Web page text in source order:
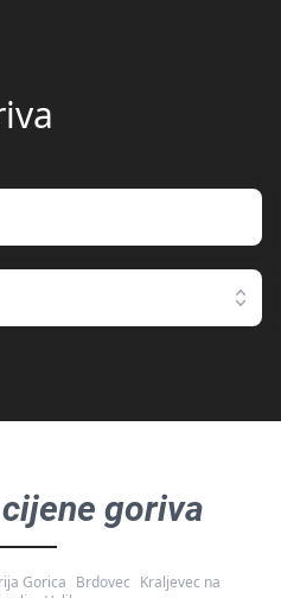
goriva
Gorica Brdovec Kraljevec na